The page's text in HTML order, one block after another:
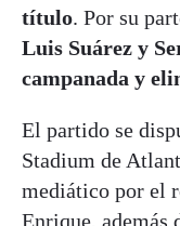
título. Por su
Luis Suárez y
campanada y
El partido se
Stadium de
mediático por el
Enrique, además